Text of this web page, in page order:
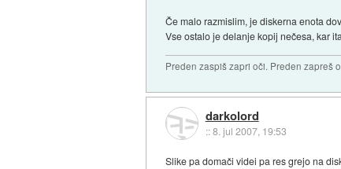
Če malo razmislim, je diskerna enota
Vse ostalo je delanje kopij nečesa, kar
Preden zaspiš zapri oči. Preden zapreš
darkolord
::8. jul 2007, 19:53
Slike pa domači videi pa res grejo na